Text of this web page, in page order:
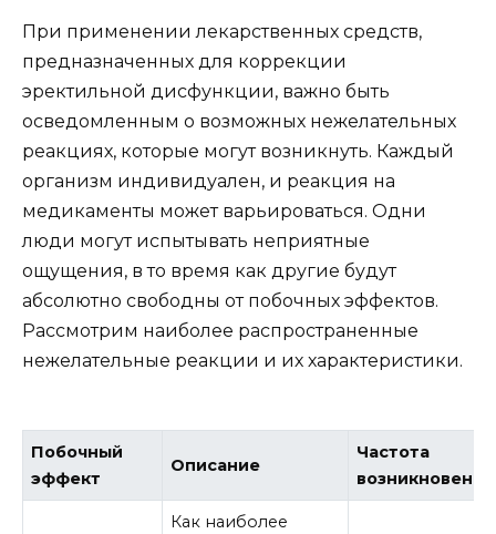
При применении лекарственных средств,
предназначенных для коррекции
эректильной дисфункции, важно быть
осведомленным о возможных нежелательных
реакциях, которые могут возникнуть. Каждый
организм индивидуален, и реакция на
медикаменты может варьироваться. Одни
люди могут испытывать неприятные
ощущения, в то время как другие будут
абсолютно свободны от побочных эффектов.
Рассмотрим наиболее распространенные
нежелательные реакции и их характеристики.
Побочный
эффект
Описание
Частота
возникновения
Как наиболее